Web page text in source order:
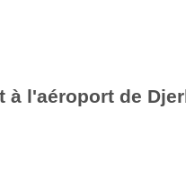
l'aéroport de